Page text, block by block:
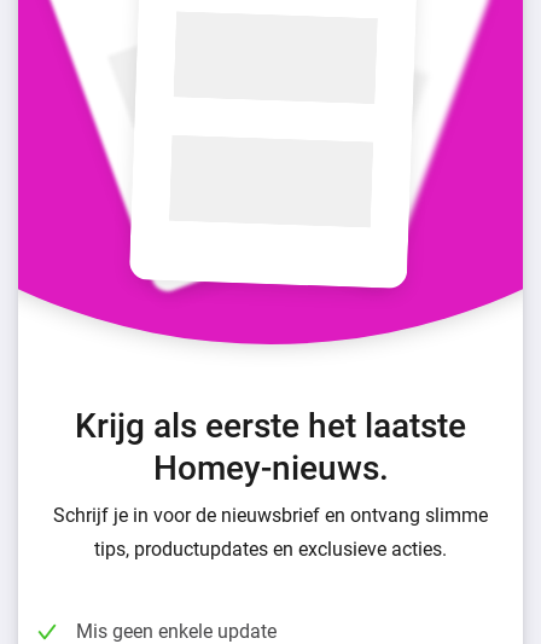
Krijg als eerste het laatste
Homey-nieuws.
Schrijf je in voor de nieuwsbrief en ontvang slimme
tips, productupdates en exclusieve acties.
Mis geen enkele update